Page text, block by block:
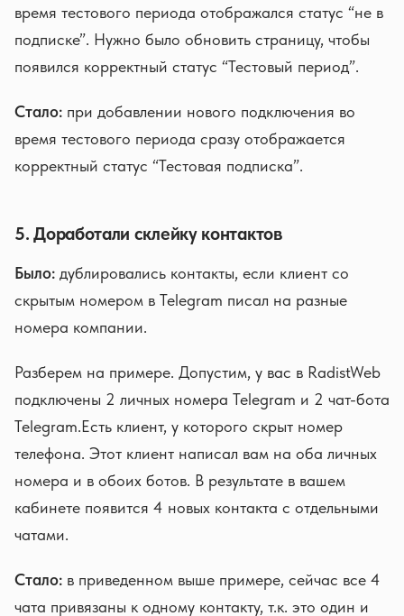
время тестового периода отображался статус “не в
подписке”. Нужно было обновить страницу, чтобы
появился корректный статус “Тестовый период”.
Стало: при добавлении нового подключения во
время тестового периода сразу отображается
корректный статус “Тестовая подписка”.
5. Доработали склейку контактов
Было: дублировались контакты, если клиент со
скрытым номером в Telegram писал на разные
номера компании.
Разберем на примере. Допустим, у вас в RadistWeb
подключены 2 личных номера Telegram и 2 чат-бота
Telegram.Есть клиент, у которого скрыт номер
телефона. Этот клиент написал вам на оба личных
номера и в обоих ботов. В результате в вашем
кабинете появится 4 новых контакта с отдельными
чатами.
Стало: в приведенном выше примере, сейчас все 4
чата привязаны к одному контакту, т.к. это один и